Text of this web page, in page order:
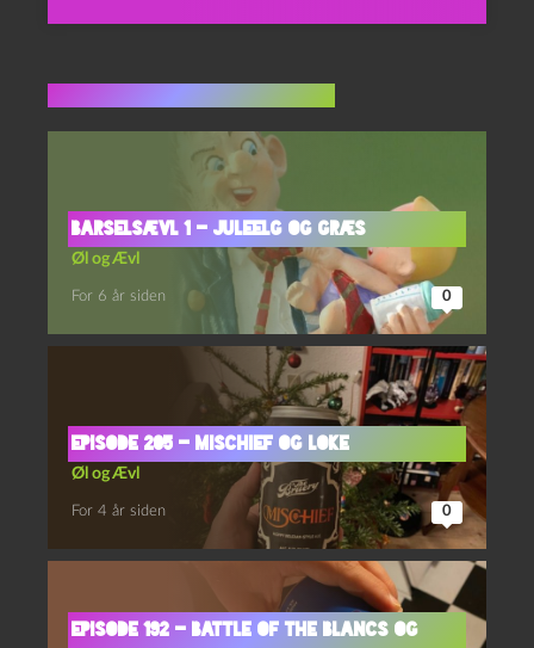
Barselsævl 1 – Juleelg og Græs
Øl og Ævl
For 6 år siden 0
Episode 205 – Mischief og Loke
Øl og Ævl
For 4 år siden 0
Episode 192 – Battle of the Blancs og